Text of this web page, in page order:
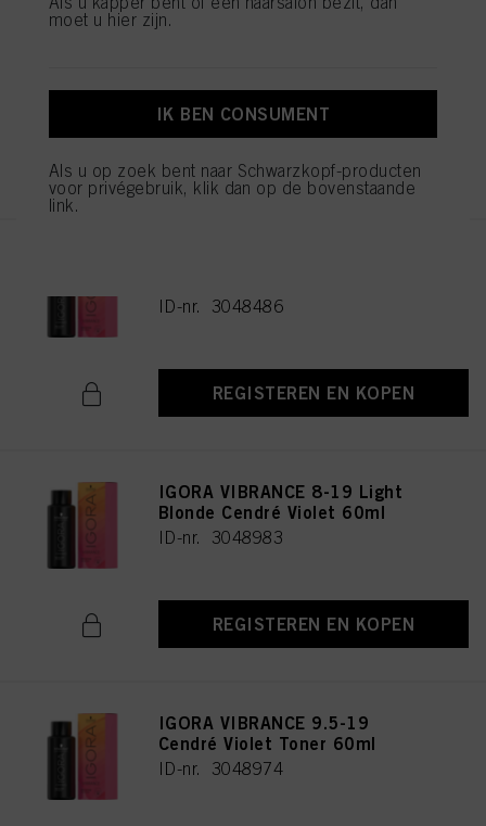
IGORA VIBRANCE 5-16 Light
REGISTEREN EN KOPEN
ID-nr. 3048486
REGISTEREN EN KOPEN
IGORA VIBRANCE 8-19 Light
Blonde Cendré Violet 60ml
ID-nr. 3048983
REGISTEREN EN KOPEN
IGORA VIBRANCE 9.5-19
Cendré Violet Toner 60ml
ID-nr. 3048974
moet u hier zijn.
IK BEN CONSUMENT
Als u op zoek bent naar Schwarzkopf-producten
voor privégebruik, klik dan op de bovenstaande
link.